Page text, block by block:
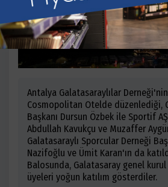
Antalya Galatasaraylılar
Cosmopolitan Otelde düzenlediği,
Başkanı Dursun Özbek ile Sportif
Abdullah Kavukçu ve Muzaffer
Galatasaraylı Sporcular Derneği
Nazifoğlu ve Ümit Karan'ın da
Balosunda, Galatasaray genel
üyeleri yoğun katılım gösterdiler.